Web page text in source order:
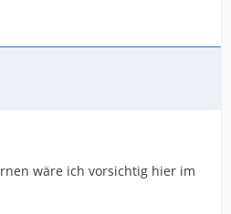
wäre ich vorsichtig hier im